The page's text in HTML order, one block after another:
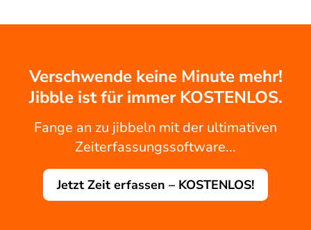
Verschwende keine Minute mehr!
Jibble ist für immer KOSTENLOS.
Fange an zu jibbeln mit der ultimativen
Zeiterfassungssoftware...
Jetzt Zeit erfassen – KOSTENLOS!